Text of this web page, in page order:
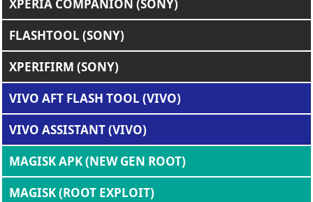
XPERIA COMPANION (SONY)
FLASHTOOL (SONY)
XPERIFIRM (SONY)
VIVO AFT FLASH TOOL (VIVO)
VIVO ASSISTANT (VIVO)
MAGISK APK (NEW GEN ROOT)
MAGISK (ROOT EXPLOIT)